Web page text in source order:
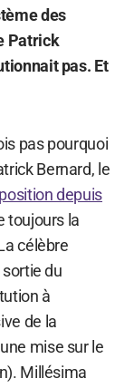
des
Patrick
pas. Et
pas pourquoi
Bernard, le
depuis
toujours la
célèbre
du
à
de la
mise sur le
Millésima